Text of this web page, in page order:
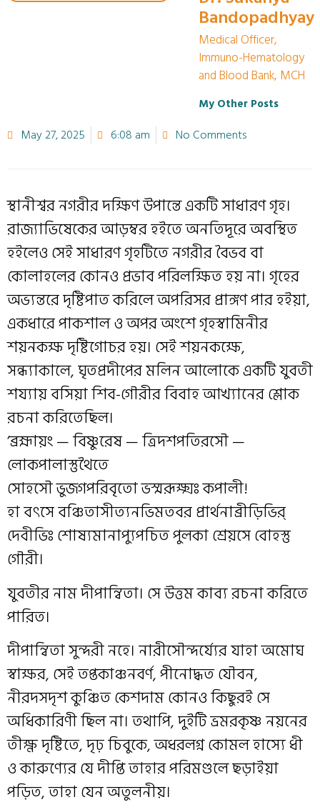
Bandopadhyay
Medical Officer,
Immuno-Hematology
and Blood Bank, MCH
My Other Posts
May 27, 2025 6:08 am No Comments
স্থানীশ্বর নগরীর দক্ষিণ উপান্তে একটি সাধারণ গৃহ।
রাজ্যাভিষেকের আড়ম্বর হইতে অনতিদূরে অবস্থিত
হইলেও সেই সাধারণ গৃহটিতে নগরীর বৈভব বা
কোলাহলের কোনও প্রভাব পরিলক্ষিত হয় না। গৃহের
অভ্যন্তরে দৃষ্টিপাত করিলে অপরিসর প্রাঙ্গণ পার হইয়া,
একধারে পাকশাল ও অপর অংশে গৃহস্বামিনীর
শয়নকক্ষ দৃষ্টিগোচর হয়। সেই শয়নকক্ষে,
সন্ধ্যাকালে, ঘৃতপ্রদীপের মলিন আলোকে একটি যুবতী
শয্যায় বসিয়া শিব-গৌরীর বিবাহ আখ্যানের শ্লোক
রচনা করিতেছিল।
‘ব্রহ্মায়ং — বিষ্ণুরেষ — ত্রিদশপতিরসৌ —
লোকপালাস্তুথৈতে
সোহসৌ ভুজগপরিবৃতো ভস্মরূক্ষ্মঃ কপালী!
হা বৎসে বঞ্চিতাসীত্যনভিমতবর প্রার্থনাব্রীড়িভির্
দেবীভিঃ শোষ্যমানাপ্যুপচিত পুলকা শ্রেয়সে বোহস্তু
গৌরী।
যুবতীর নাম দীপান্বিতা। সে উত্তম কাব্য রচনা করিতে
পারিত।
দীপান্বিতা সুন্দরী নহে। নারীসৌন্দর্য্যের যাহা অমোঘ
স্বাক্ষর, সেই তপ্তকাঞ্চনবর্ণ, পীনোদ্ধত যৌবন,
নীরদসদৃশ কুঞ্চিত কেশদাম কোনও কিছুরই সে
অধিকারিণী ছিল না। তথাপি, দুইটি ভ্রমরকৃষ্ণ নয়নের
তীক্ষ্ণ দৃষ্টিতে, দৃঢ় চিবুকে, অধরলগ্ন কোমল হাস্যে ধী
ও কারুণ্যের যে দীপ্তি তাহার পরিমণ্ডলে ছড়াইয়া
পড়িত, তাহা যেন অতুলনীয়।